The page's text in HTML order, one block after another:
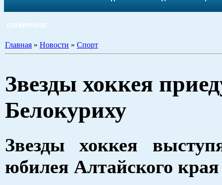
СПРАВОЧНОЕ
Главная » Новости » Спорт
Звезды хоккея
Белокуриху
Звезды хоккея
юбилея Алтайского края